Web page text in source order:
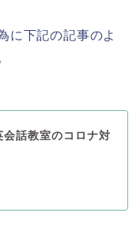
に下記の記事のよ
話教室のコロナ対